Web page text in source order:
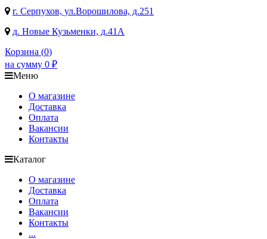
г. Серпухов, ул.Ворошилова, д.251
д. Новые Кузьменки, д.41А
Корзина (0)
на сумму 0 ₽
Меню
О магазине
Доставка
Оплата
Вакансии
Контакты
Каталог
О магазине
Доставка
Оплата
Вакансии
Контакты
...